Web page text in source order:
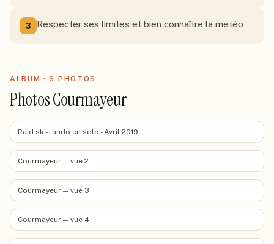
3 Respecter ses limites et bien connaître la metéo
ALBUM ·6 PHOTOS
Photos Courmayeur
Raid ski-rando en solo - Avril 2019
Courmayeur — vue 2
Courmayeur — vue 3
Courmayeur — vue 4